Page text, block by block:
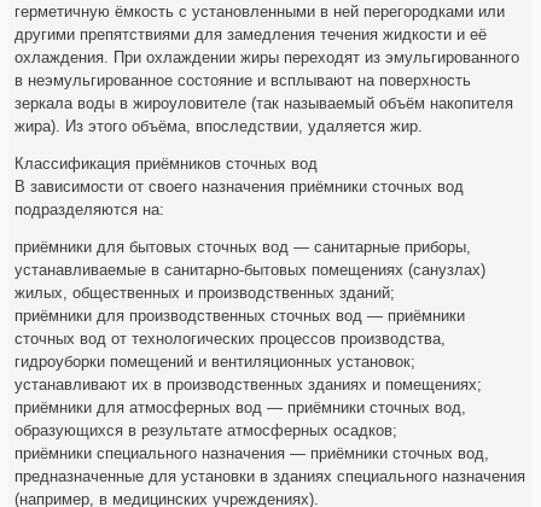
герметичную ёмкость с установленными в ней перегородками или
другими препятствиями для замедления течения жидкости и её
охлаждения. При охлаждении жиры переходят из эмульгированного
в неэмульгированное состояние и всплывают на поверхность
зеркала воды в жироуловителе (так называемый объём накопителя
жира). Из этого объёма, впоследствии, удаляется жир.
Классификация приёмников сточных вод
В зависимости от своего назначения приёмники сточных вод
подразделяются на:
приёмники для бытовых сточных вод — санитарные приборы,
устанавливаемые в санитарно-бытовых помещениях (санузлах)
жилых, общественных и производственных зданий;
приёмники для производственных сточных вод — приёмники
сточных вод от технологических процессов производства,
гидроуборки помещений и вентиляционных установок;
устанавливают их в производственных зданиях и помещениях;
приёмники для атмосферных вод — приёмники сточных вод,
образующихся в результате атмосферных осадков;
приёмники специального назначения — приёмники сточных вод,
предназначенные для установки в зданиях специального назначения
(например, в медицинских учреждениях).